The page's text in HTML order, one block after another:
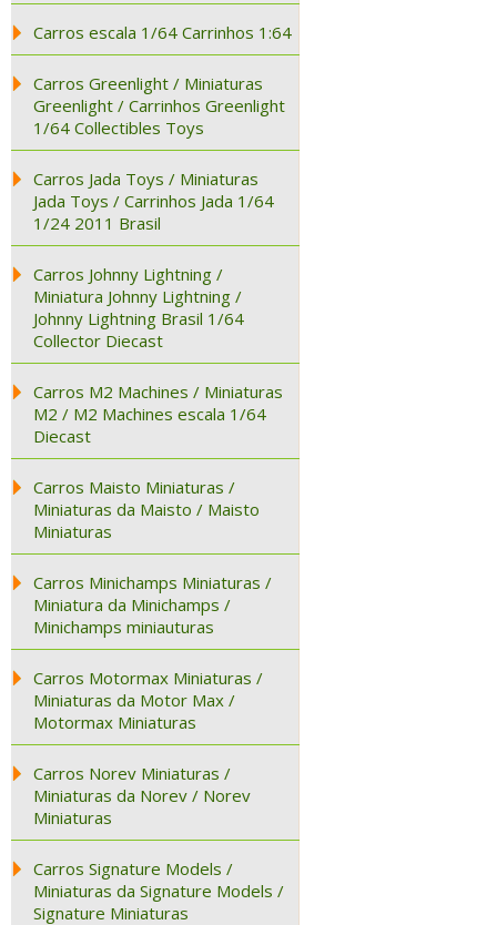
Carros escala 1/64 Carrinhos 1:64
Carros Greenlight / Miniaturas
Greenlight / Carrinhos Greenlight
1/64 Collectibles Toys
Carros Jada Toys / Miniaturas
Jada Toys / Carrinhos Jada 1/64
1/24 2011 Brasil
Carros Johnny Lightning /
Miniatura Johnny Lightning /
Johnny Lightning Brasil 1/64
Collector Diecast
Carros M2 Machines / Miniaturas
M2 / M2 Machines escala 1/64
Diecast
Carros Maisto Miniaturas /
Miniaturas da Maisto / Maisto
Miniaturas
Carros Minichamps Miniaturas /
Miniatura da Minichamps /
Minichamps miniauturas
Carros Motormax Miniaturas /
Miniaturas da Motor Max /
Motormax Miniaturas
Carros Norev Miniaturas /
Miniaturas da Norev / Norev
Miniaturas
Carros Signature Models /
Miniaturas da Signature Models /
Signature Miniaturas